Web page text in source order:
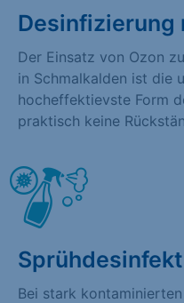
Desinfizierung
Der Einsatz von Ozon
in Schmalkalden ist die
hocheffektievste Form
praktisch keine
Bei stark